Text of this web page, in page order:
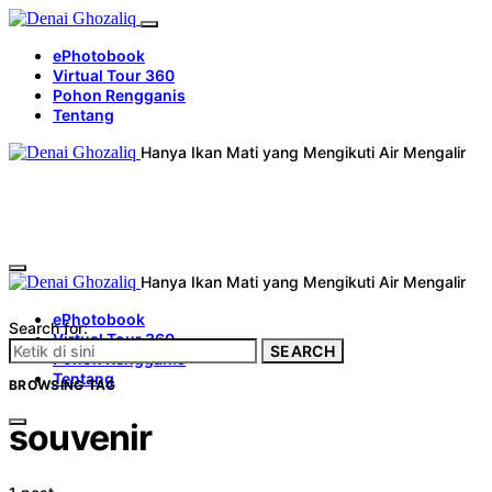
ePhotobook
Virtual Tour 360
Pohon Rengganis
Tentang
Hanya Ikan Mati yang Mengikuti Air Mengalir
Hanya Ikan Mati yang Mengikuti Air Mengalir
ePhotobook
Virtual Tour 360
Pohon Rengganis
Tentang
Search for:
SEARCH
BROWSING TAG
souvenir